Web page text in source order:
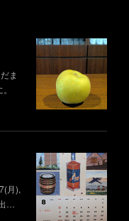
ま
月),
…